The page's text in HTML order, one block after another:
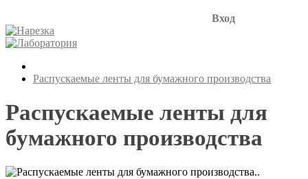
Вход
Распускаемые ленты для бумажного производства
Распускаемые ленты для
бумажного производства
..